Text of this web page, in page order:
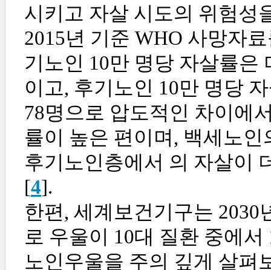
시키고 자살 시도의 위험성
2015년 기준 WHO 사망자
기노인 10만 명당 자살률은
이고, 후기노인 10만 명당
78명으로 압도적인 차이에
률이 높은 편이며, 백세노
후기노인층에서 의 자살이
[4].
한편, 세계보건기구는
로 우울이 10대 질환 중에
노인우울을 주의 깊게 살펴